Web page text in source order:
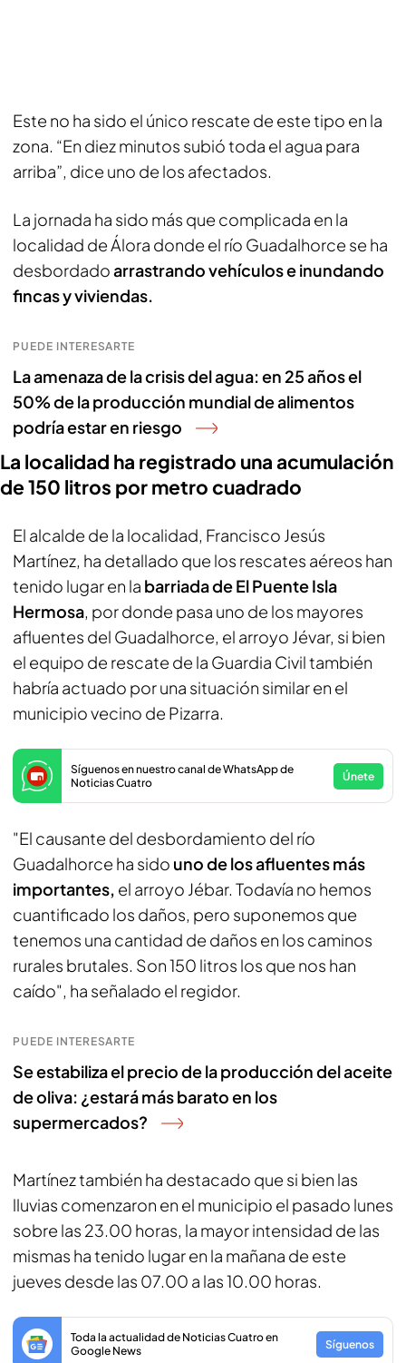
Este no ha sido el único rescate de este tipo en la
zona. “En diez minutos subió toda el agua para
arriba”, dice uno de los afectados.
La jornada ha sido más que complicada en la
localidad de Álora donde el río Guadalhorce se ha
desbordadoarrastrando vehículos e inundando
fincas y viviendas.
PUEDE INTERESARTE
La amenaza de la crisis del agua: en 25 años el
50% de la producción mundial de alimentos
podría estar en riesgo
La localidad ha registrado una acumulación
de 150 litros por metro cuadrado
El alcalde de la localidad, Francisco Jesús
Martínez, ha detallado que los rescates aéreos han
tenido lugar en la barriada de El Puente Isla
Hermosa, por donde pasa uno de los mayores
afluentes del Guadalhorce, el arroyo Jévar, si bien
el equipo de rescate de la Guardia Civil también
habría actuado por una situación similar en el
municipio vecino de Pizarra.
Síguenos en nuestro canal de WhatsApp de
Noticias Cuatro
Únete
"El causante del desbordamiento del río
Guadalhorce ha sido uno de los afluentes más
importantes, el arroyo Jébar. Todavía no hemos
cuantificado los daños, pero suponemos que
tenemos una cantidad de daños en los caminos
rurales brutales. Son 150 litros los que nos han
caído", ha señalado el regidor.
PUEDE INTERESARTE
Se estabiliza el precio de la producción del aceite
de oliva: ¿estará más barato en los
supermercados?
Martínez también ha destacado que si bien las
lluvias comenzaron en el municipio el pasado lunes
sobre las 23.00 horas, la mayor intensidad de las
mismas ha tenido lugar en la mañana de este
jueves desde las 07.00 a las 10.00 horas.
Toda la actualidad de Noticias Cuatro en
Google News
Síguenos